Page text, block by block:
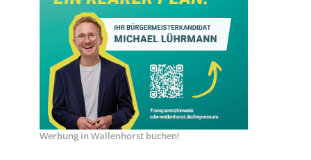
Werbung in Wallenhorst buchen!